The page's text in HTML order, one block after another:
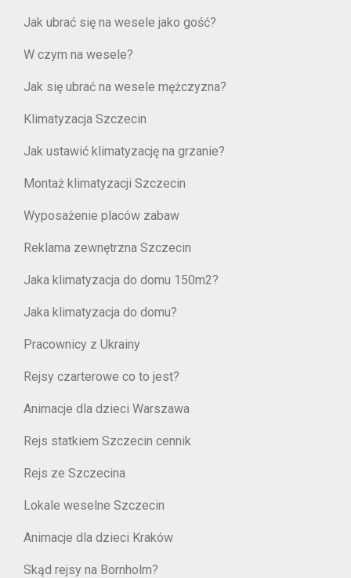
Jak ubrać się na wesele jako gość?
W czym na wesele?
Jak się ubrać na wesele mężczyzna?
Klimatyzacja Szczecin
Jak ustawić klimatyzację na grzanie?
Montaż klimatyzacji Szczecin
Wyposażenie placów zabaw
Reklama zewnętrzna Szczecin
Jaka klimatyzacja do domu 150m2?
Jaka klimatyzacja do domu?
Pracownicy z Ukrainy
Rejsy czarterowe co to jest?
Animacje dla dzieci Warszawa
Rejs statkiem Szczecin cennik
Rejs ze Szczecina
Lokale weselne Szczecin
Animacje dla dzieci Kraków
Skąd rejsy na Bornholm?